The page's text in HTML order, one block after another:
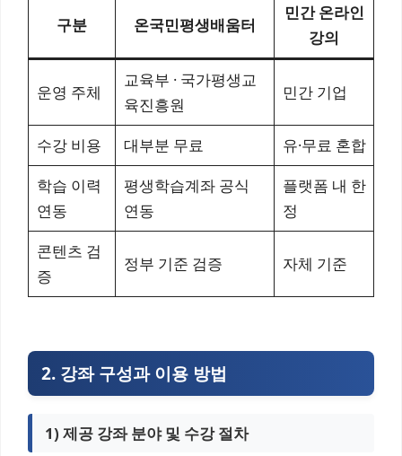
구분 온국민평생배움터
민간 온라인
강의
운영 주체
교육부 · 국가평생교
육진흥원
민간 기업
수강 비용 대부분 무료
유·무료 혼합
학습 이력
연동
평생학습계좌 공식
연동
플랫폼 내 한
정
콘텐츠 검
증
정부 기준 검증 자체 기준
2. 강좌 구성과 이용 방법
1) 제공 강좌 분야 및 수강 절차